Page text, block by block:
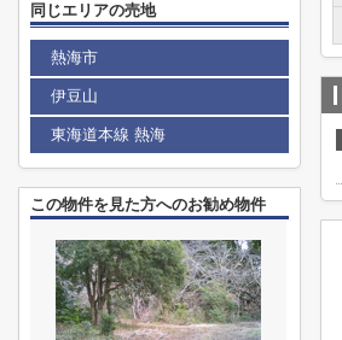
同じエリアの売地
熱海市
伊豆山
東海道本線 熱海
この物件を見た方へのお勧め物件